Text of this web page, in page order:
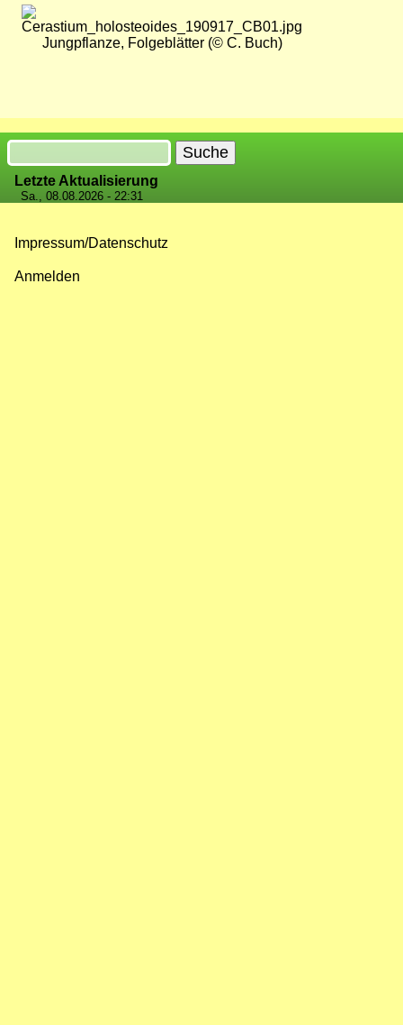
Bild
Jungpflanze, Folgeblätter (© C. Buch)
Suche
Letzte Aktualisierung
Sa., 08.08.2026 - 22:31
Impressum/Datenschutz
Anmelden